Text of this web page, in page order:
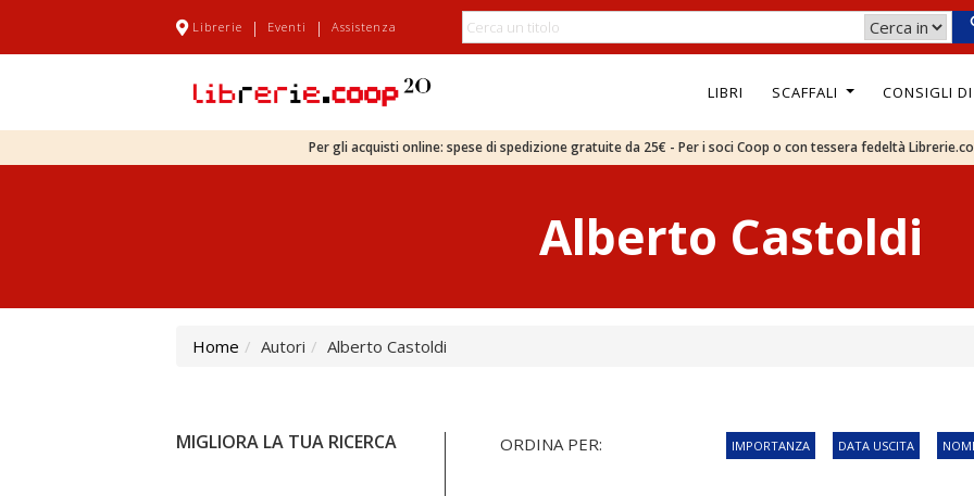
Librerie | Eventi | Assistenza
LIBRI SCAFFALI CONSIGLI
Per gli acquisti online: spese di spedizione gratuite da 25€ - Per i soci Coop o con tessera fedeltà
Alberto Castoldi
Home Autori Alberto Castoldi
MIGLIORA LA TUA RICERCA ORDINA PER: IMPORTANZA DATA USCITA